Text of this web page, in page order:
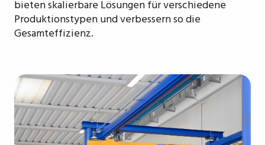
bieten skalierbare Lösungen für verschiedene
Produktionstypen und verbessern so die
Gesamteffizienz.